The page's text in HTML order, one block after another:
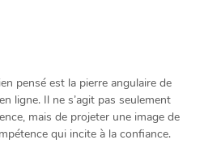
pensé est la pierre angulaire de
ligne. Il ne s’agit pas seulement
mais de projeter une image de
qui incite à la confiance.